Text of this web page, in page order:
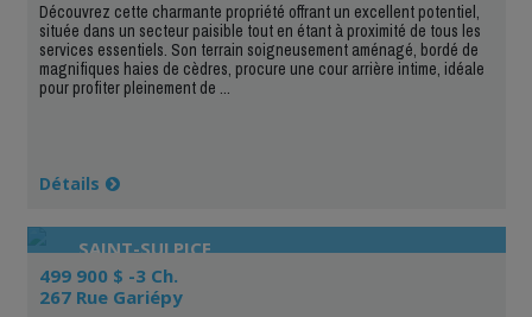
Découvrez cette charmante propriété offrant un excellent potentiel,
située dans un secteur paisible tout en étant à proximité de tous les
services essentiels. Son terrain soigneusement aménagé, bordé de
magnifiques haies de cèdres, procure une cour arrière intime, idéale
pour profiter pleinement de ...
Détails
SAINT-SULPICE
499 900 $ -3 Ch.
267 Rue Gariépy